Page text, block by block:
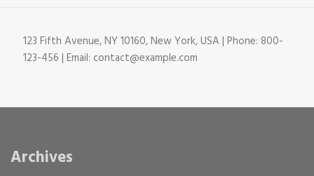
123 Fifth Avenue, NY 10160, New York, USA | Phone: 800-
123-456 | Email: contact@example.com
Archives